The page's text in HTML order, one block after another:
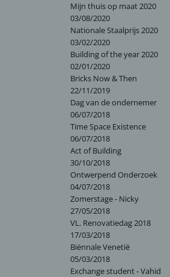
Mijn thuis op maat 2020
03/08/2020
Nationale Staalprijs 2020
03/02/2020
Building of the year 2020
02/01/2020
Bricks Now & Then
22/11/2019
Dag van de ondernemer
06/07/2018
Time Space Existence
06/07/2018
Act of Building
30/10/2018
Ontwerpend Onderzoek
04/07/2018
Zomerstage - Nicky
27/05/2018
VL. Renovatiedag 2018
17/03/2018
Biënnale Venetië
05/03/2018
Exchange student - Vahid